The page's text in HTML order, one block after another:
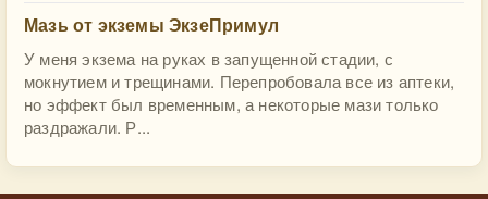
Мазь от экземы ЭкзеПримул
У меня экзема на руках в запущенной стадии, с
мокнутием и трещинами. Перепробовала все из аптеки,
но эффект был временным, а некоторые мази только
раздражали. Р...